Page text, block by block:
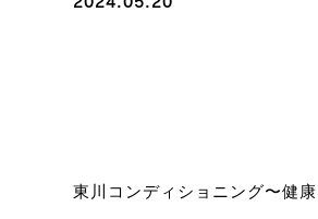
東川コンディショニング〜健